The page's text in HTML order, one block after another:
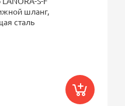
шланг,
сталь